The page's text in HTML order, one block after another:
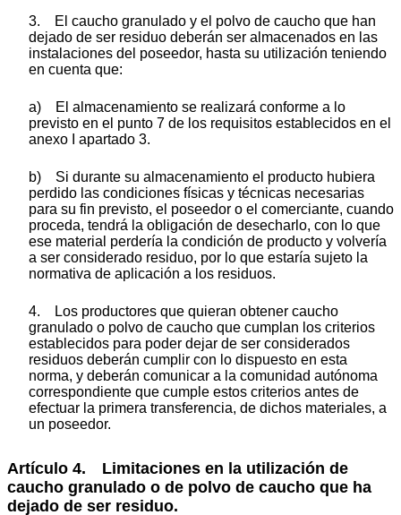
3. El caucho granulado y el polvo de caucho que han
dejado de ser residuo deberán ser almacenados en las
instalaciones del poseedor, hasta su utilización teniendo
en cuenta que:
a) El almacenamiento se realizará conforme a lo
previsto en el punto 7 de los requisitos establecidos en el
anexo I apartado 3.
b) Si durante su almacenamiento el producto hubiera
perdido las condiciones físicas y técnicas necesarias
para su fin previsto, el poseedor o el comerciante, cuando
proceda, tendrá la obligación de desecharlo, con lo que
ese material perdería la condición de producto y volvería
a ser considerado residuo, por lo que estaría sujeto la
normativa de aplicación a los residuos.
4. Los productores que quieran obtener caucho
granulado o polvo de caucho que cumplan los criterios
establecidos para poder dejar de ser considerados
residuos deberán cumplir con lo dispuesto en esta
norma, y deberán comunicar a la comunidad autónoma
correspondiente que cumple estos criterios antes de
efectuar la primera transferencia, de dichos materiales, a
un poseedor.
Artículo 4. Limitaciones en la utilización de
caucho granulado o de polvo de caucho que ha
dejado de ser residuo.